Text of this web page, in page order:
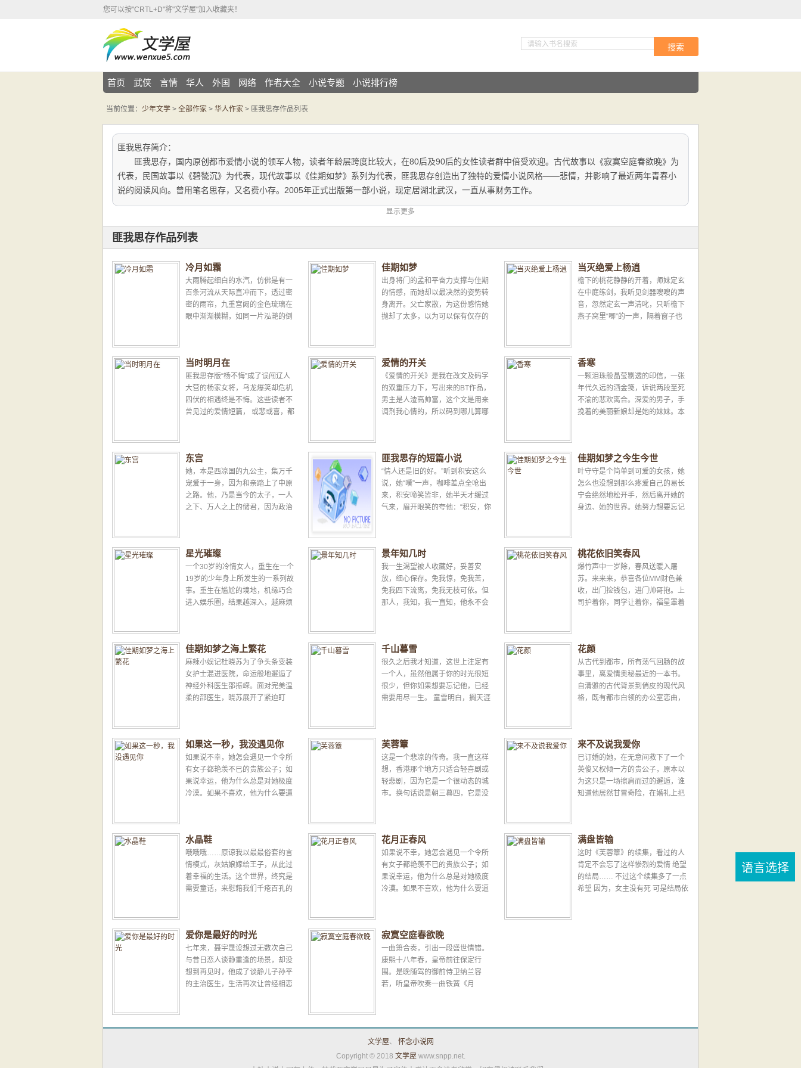
您可以按"CRTL+D"将"文学屋"加入收藏夹！
搜索
首页 武侠 言情 华人 外国 网络 作者大全 小说专题 小说排行榜
当前位置： 少年文学 > 全部作家 > 华人作家 > 匪我思存作品列表
匪我思存简介：
匪我思存，国内原创都市爱情小说的领军人物，读者年龄层跨度比较大，在80后及90后的女性读者群中倍受欢迎。古代故事以《寂寞空庭春欲晚》为
代表，民国故事以《碧甃沉》为代表，现代故事以《佳期如梦》系列为代表，匪我思存创造出了独特的爱情小说风格——悲情，并影响了最近两年青春小
说的阅读风向。曾用笔名思存，又名费小存。2005年正式出版第一部小说，现定居湖北武汉，一直从事财务工作。
显示更多
匪我思存作品列表
冷月如霜
大雨腾起细白的水汽，仿佛是有一
百条河流从天际直冲而下，透过密
密的雨帘，九重宫阙的金色琉璃在
眼中渐渐模糊，如同一片泓滟的倒
佳期如梦
出身将门的孟和平奋力支撑与佳期
的情感，而她却以最决然的姿势转
身离开。父亡家散，为这份感情她
抛却了太多，以为可以保有仅存的
当灭绝爱上杨逍
檐下的桃花静静的开着，师妹定玄
在中庭练剑，我听见剑器嗖嗖的声
音，忽然定玄一声清叱，只听檐下
燕子窝里“唧”的一声，隔着窗子也
当时明月在
匪我思存版“杨不悔”成了误闯辽人
大营的杨家女将，乌龙爆笑却危机
四伏的相遇终是不悔。这些读者不
曾见过的爱情短篇， 或悲或喜，都
爱情的开关
《爱情的开关》是我在改文及码字
的双重压力下，写出来的BT作品，
男主是人渣高帅富，这个文是用来
调剂我心情的，所以码到哪儿算哪
香寒
一颗泪珠般晶莹剔透的印信，一张
年代久远的洒金笺，诉说两段至死
不渝的悲欢离合。深爱的男子，手
挽着的美丽新娘却是她的妹妹。本
东宫
她，本是西凉国的九公主，集万千
宠爱于一身，因为和亲踏上了中原
之路。他，乃是当今的太子，一人
之下、万人之上的储君，因为政治
匪我思存的短篇小说
“情人还是旧的好。”听到积安这么
说，她“噗”一声，咖啡差点全呛出
来，积安啼笑皆非，她半天才缓过
气来，眉开眼笑的夸他：“积安，你
佳期如梦之今生今世
叶守守是个简单到可爱的女孩，她
怎么也没想到那么疼爱自己的易长
宁会绝然地松开手，然后离开她的
身边、她的世界。她努力想要忘记
星光璀璨
一个30岁的冷情女人，重生在一个
19岁的少年身上所发生的一系列故
事。重生在尴尬的境地，机缘巧合
进入娱乐圈，结果越深入，越麻烦
景年知几时
我一生渴望被人收藏好，妥善安
放，细心保存。免我惊，免我苦，
免我四下流离，免我无枝可依。但
那人，我知，我一直知，他永不会
桃花依旧笑春风
爆竹声中一岁除，春风送暖入屠
苏。来来来，恭喜各位MM财色兼
收，出门捡钱包，进门帅哥抱。上
司护着你，同学让着你，福星罩着
佳期如梦之海上繁花
麻辣小娱记杜晓苏为了争头条变装
女护士混进医院，命运般地邂逅了
神经外科医生邵振嵘。面对完美温
柔的邵医生，晓苏展开了紧迫盯
千山暮雪
很久之后我才知道，这世上注定有
一个人，虽然他属于你的时光很短
很少，但你如果想要忘记他，已经
需要用尽一生。 童雪明白，搁天涯
花颜
从古代到都市，所有荡气回肠的故
事里，离爱情奥秘最近的一本书。
自清雅的古代背景到俏皮的现代风
格，既有都市白领的办公室恋曲，
如果这一秒，我没遇见你
如果说不幸，她怎会遇见一个令所
有女子都艳羡不已的贵族公子；如
果说幸运，他为什么总是对她极度
冷漠。如果不喜欢，他为什么要逼
芙蓉簟
这是一个悲凉的传奇。我一直这样
想，香港那个地方只适合轻喜剧或
轻悲剧，因为它是一个很动态的城
市。换句话说是朝三暮四，它是没
来不及说我爱你
已订婚的她，在无意间救下了一个
英俊又权倾一方的贵公子，原本以
为这只是一场擦肩而过的邂逅，谁
知道他居然甘冒奇险，在婚礼上把
水晶鞋
哦哦哦……原谅我以最最俗套的言
情模式，灰姑娘嫁给王子，从此过
着幸福的生活。这个世界，终究是
需要童话，来慰藉我们千疮百孔的
花月正春风
如果说不幸，她怎会遇见一个令所
有女子都艳羡不已的贵族公子；如
果说幸运，他为什么总是对她极度
冷漠。如果不喜欢，他为什么要逼
满盘皆输
这时《芙蓉簟》的续集，看过的人
肯定不会忘了这样惨烈的爱情 绝望
的结局…… 不过这个续集多了一点
希望 因为，女主没有死 可是结局依
爱你是最好的时光
七年来，聂宇晟设想过无数次自己
与昔日恋人谈静重逢的场景，却没
想到再见时，他成了谈静儿子孙平
的主治医生，生活再次让曾经相恋
寂寞空庭春欲晚
一曲箫合奏，引出一段盛世情错。
康熙十八年春，皇帝前往保定行
围。是晚随驾的御前侍卫纳兰容
若，听皇帝吹奏一曲铁簧《月
文学屋、 怀念小说网
Copyright © 2018 文学屋 www.snpp.net.
语言选择